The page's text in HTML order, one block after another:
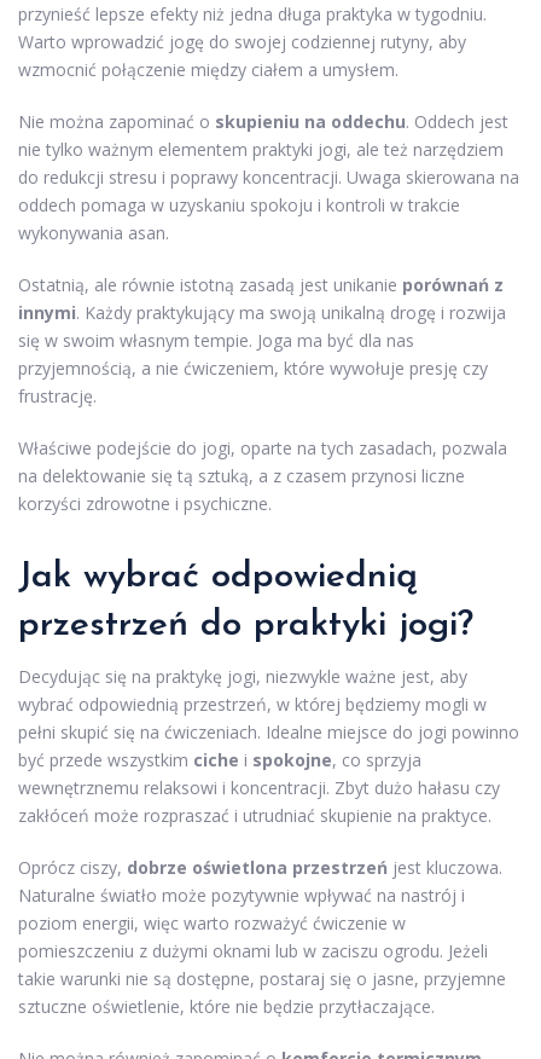
przynieść lepsze efekty niż jedna długa praktyka w tygodniu.
Warto wprowadzić jogę do swojej codziennej rutyny, aby
wzmocnić połączenie między ciałem a umysłem.
Nie można zapominać o skupieniu na oddechu. Oddech jest
nie tylko ważnym elementem praktyki jogi, ale też narzędziem
do redukcji stresu i poprawy koncentracji. Uwaga skierowana na
oddech pomaga w uzyskaniu spokoju i kontroli w trakcie
wykonywania asan.
Ostatnią, ale równie istotną zasadą jest unikanie porównań z
innymi. Każdy praktykujący ma swoją unikalną drogę i rozwija
się w swoim własnym tempie. Joga ma być dla nas
przyjemnością, a nie ćwiczeniem, które wywołuje presję czy
frustrację.
Właściwe podejście do jogi, oparte na tych zasadach, pozwala
na delektowanie się tą sztuką, a z czasem przynosi liczne
korzyści zdrowotne i psychiczne.
Jak wybrać odpowiednią
przestrzeń do praktyki jogi?
Decydując się na praktykę jogi, niezwykle ważne jest, aby
wybrać odpowiednią przestrzeń, w której będziemy mogli w
pełni skupić się na ćwiczeniach. Idealne miejsce do jogi powinno
być przede wszystkim ciche i spokojne, co sprzyja
wewnętrznemu relaksowi i koncentracji. Zbyt dużo hałasu czy
zakłóceń może rozpraszać i utrudniać skupienie na praktyce.
Oprócz ciszy, dobrze oświetlona przestrzeń jest kluczowa.
Naturalne światło może pozytywnie wpływać na nastrój i
poziom energii, więc warto rozważyć ćwiczenie w
pomieszczeniu z dużymi oknami lub w zaciszu ogrodu. Jeżeli
takie warunki nie są dostępne, postaraj się o jasne, przyjemne
sztuczne oświetlenie, które nie będzie przytłaczające.